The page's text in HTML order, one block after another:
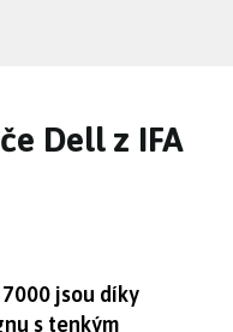
Dell z IFA
jsou díky
s tenkým